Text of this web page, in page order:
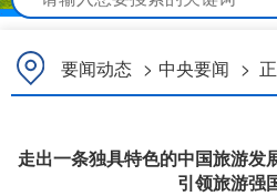
要闻动态 > 中央要闻 >
走出一条独具特色的中国旅游
引领旅游强